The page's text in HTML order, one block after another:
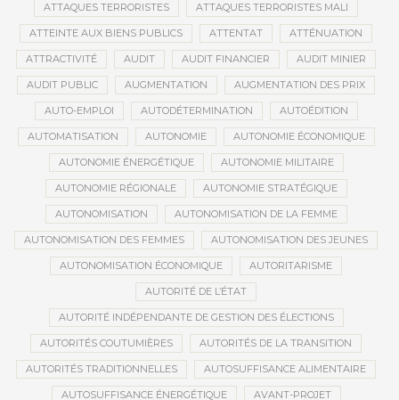
ATTAQUES TERRORISTES ATTAQUES TERRORISTES MALI
ATTEINTE AUX BIENS PUBLICS ATTENTAT ATTÉNUATION
ATTRACTIVITÉ AUDIT AUDIT FINANCIER AUDIT MINIER
AUDIT PUBLIC AUGMENTATION AUGMENTATION DES PRIX
AUTO-EMPLOI AUTODÉTERMINATION AUTOÉDITION
AUTOMATISATION AUTONOMIE AUTONOMIE ÉCONOMIQUE
AUTONOMIE ÉNERGÉTIQUE AUTONOMIE MILITAIRE
AUTONOMIE RÉGIONALE AUTONOMIE STRATÉGIQUE
AUTONOMISATION AUTONOMISATION DE LA FEMME
AUTONOMISATION DES FEMMES AUTONOMISATION DES JEUNES
AUTONOMISATION ÉCONOMIQUE AUTORITARISME
AUTORITÉ DE L’ÉTAT
AUTORITÉ INDÉPENDANTE DE GESTION DES ÉLECTIONS
AUTORITÉS COUTUMIÈRES AUTORITÉS DE LA TRANSITION
AUTORITÉS TRADITIONNELLES AUTOSUFFISANCE ALIMENTAIRE
AUTOSUFFISANCE ÉNERGÉTIQUE AVANT-PROJET